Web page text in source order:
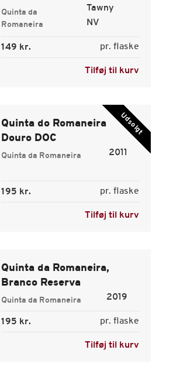
Quinta da
Romaneira
Tawny
NV
149 kr. pr. flaske
Tilføj til kurv
Udsolgt
Quinta do Romaneira
Douro DOC
Quinta da Romaneira 2011
195 kr. pr. flaske
Tilføj til kurv
Quinta da Romaneira,
Branco Reserva
Quinta da Romaneira 2019
195 kr. pr. flaske
Tilføj til kurv